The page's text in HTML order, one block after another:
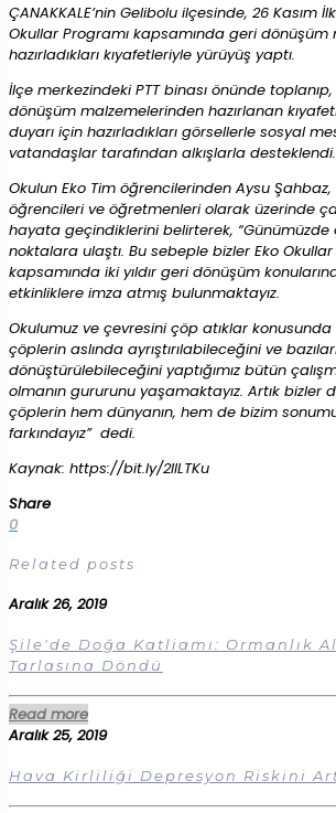
ÇANAKKALE’nin Gelibolu ilçesinde, 26 Kasım
Okullar Programı kapsamında geri
hazırladıkları kıyafetleriyle yürüyüş yaptı.
İlçe merkezindeki PTT binası önünde
dönüşüm malzemelerinden hazırlanan
duyarı için hazırladıkları görsellerle sosyal
vatandaşlar tarafından alkışlarla desteklendi.
Okulun Eko Tim öğrencilerinden Aysu Şahbaz,
öğrencileri ve öğretmenleri olarak üzerinde
hayata geçindiklerini belirterek,
noktalara ulaştı. Bu sebeple bizler Eko Okullar
kapsamında iki yıldır geri dönüşüm
etkinliklere imza atmış bulunmaktayız.
Okulumuz ve çevresini çöp atıklar
çöplerin aslında ayrıştırılabileceğini ve
dönüştürülebileceğini yaptığımız bütün
olmanın gururunu yaşamaktayız. Artık bizler
çöplerin hem dünyanın, hem de bizim
farkındayız” dedi.
Kaynak: https://bit.ly/2IILTKu
Share
0
Related posts
Aralık 26, 2019
Şile'de Doğa Katliamı: Ormanlık
Tarlasına Döndü
Read more
Aralık 25, 2019
Hava Kirliliği Depresyon Riskini